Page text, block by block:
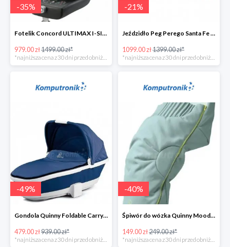
-35%
Fotelik Concord ULTIMAX I-SIZE w super cenie
979.00 zł1499.00 zł*
-21%
Jeździdło Peg Perego Santa Fe Train
1099.00 zł1399.00 zł*
-49%
Gondola Quinny Foldable Carrycot Blue Base w super cenie
479.00 zł939.00 zł*
-40%
Śpiwór do wózka Quinny Moodd Grey Crackle w super cenie
149.00 zł249.00 zł*